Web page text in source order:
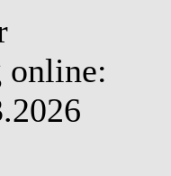
online: